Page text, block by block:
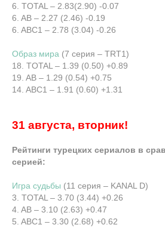
6. TOTAL – 2.83(2.90) -0.07
6. AB – 2.27 (2.46) -0.19
6. ABC1 – 2.78 (3.04) -0.26
Образ мира (7 серия – TRT1)
18. TOTAL – 1.39 (0.50) +0.89
19. AB – 1.29 (0.54) +0.75
14. ABC1 – 1.91 (0.60) +1.31
31 августа, вторник!
Рейтинги турецких сериалов в
серией:
Игра судьбы (11 серия – KANAL D)
3. TOTAL – 3.70 (3.44) +0.26
4. AB – 3.10 (2.63) +0.47
5. ABC1 – 3.30 (2.68) +0.62